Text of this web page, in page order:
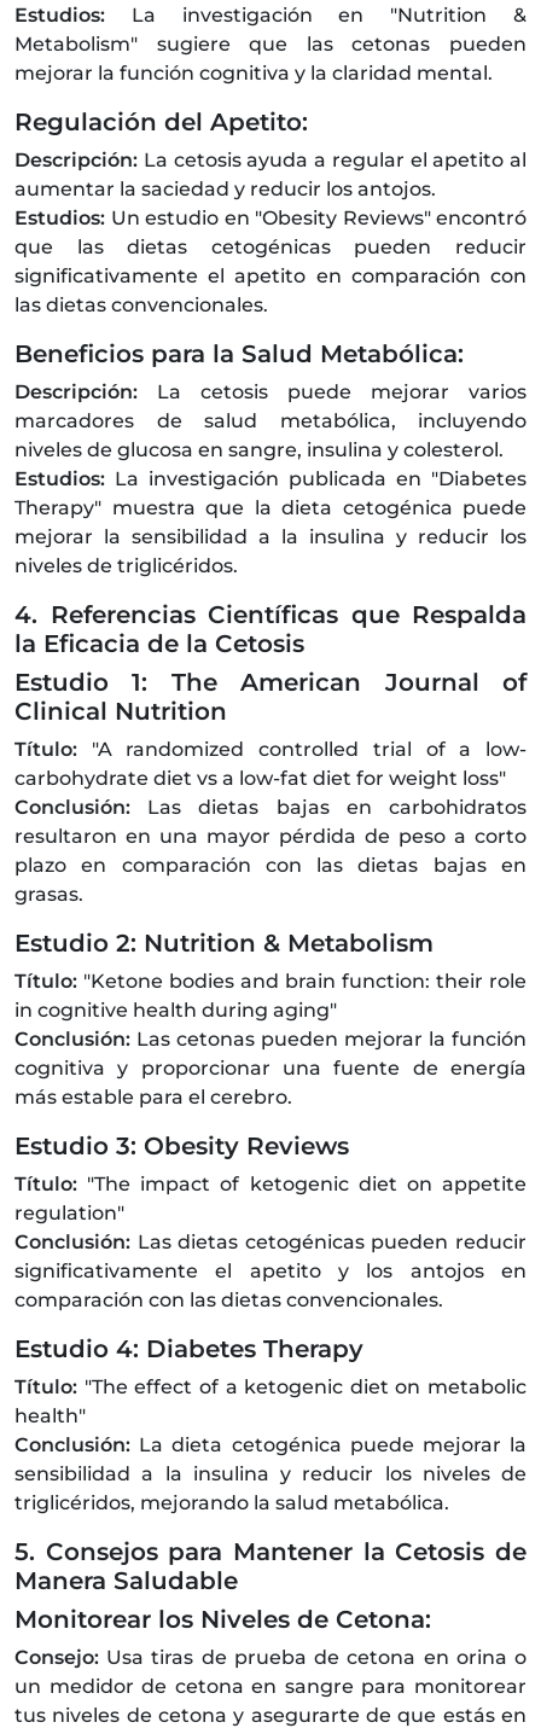
Estudios: La investigación en "Nutrition &
Metabolism" sugiere que las cetonas pueden
mejorar la función cognitiva y la claridad mental.
Regulación del Apetito:
Descripción: La cetosis ayuda a regular el apetito al
aumentar la saciedad y reducir los antojos.
Estudios: Un estudio en "Obesity Reviews" encontró
que las dietas cetogénicas pueden reducir
significativamente el apetito en comparación con
las dietas convencionales.
Beneficios para la Salud Metabólica:
Descripción: La cetosis puede mejorar varios
marcadores de salud metabólica, incluyendo
niveles de glucosa en sangre, insulina y colesterol.
Estudios: La investigación publicada en "Diabetes
Therapy" muestra que la dieta cetogénica puede
mejorar la sensibilidad a la insulina y reducir los
niveles de triglicéridos.
4. Referencias Científicas que Respalda
la Eficacia de la Cetosis
Estudio 1: The American Journal of
Clinical Nutrition
Título: "A randomized controlled trial of a low-
carbohydrate diet vs a low-fat diet for weight loss"
Conclusión: Las dietas bajas en carbohidratos
resultaron en una mayor pérdida de peso a corto
plazo en comparación con las dietas bajas en
grasas.
Estudio 2: Nutrition & Metabolism
Título: "Ketone bodies and brain function: their role
in cognitive health during aging"
Conclusión: Las cetonas pueden mejorar la función
cognitiva y proporcionar una fuente de energía
más estable para el cerebro.
Estudio 3: Obesity Reviews
Título: "The impact of ketogenic diet on appetite
regulation"
Conclusión: Las dietas cetogénicas pueden reducir
significativamente el apetito y los antojos en
comparación con las dietas convencionales.
Estudio 4: Diabetes Therapy
Título: "The effect of a ketogenic diet on metabolic
health"
Conclusión: La dieta cetogénica puede mejorar la
sensibilidad a la insulina y reducir los niveles de
triglicéridos, mejorando la salud metabólica.
5. Consejos para Mantener la Cetosis de
Manera Saludable
Monitorear los Niveles de Cetona:
Consejo: Usa tiras de prueba de cetona en orina o
un medidor de cetona en sangre para monitorear
tus niveles de cetona y asegurarte de que estás en